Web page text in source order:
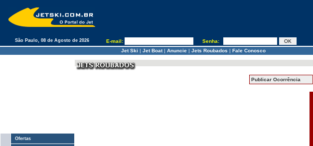
São Paulo, 08 de Agosto de 2026 E-mail:
Senha:
Jet Ski | Jet Boat| Anuncie| Jets Roubados | Fale Conosco
Ofertas
Publicar Ocorrência